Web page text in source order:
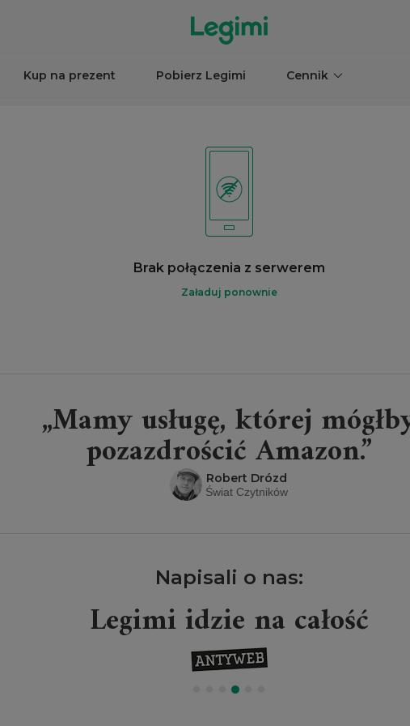
Kup na prezent Pobierz Legimi Cennik
Brak połączenia z serwerem
Załaduj ponownie
„Mamy usługę, której
pozazdrościć Amazon.”
Robert Drózd
Świat Czytników
Napisali o nas:
Legimi idzie na całość